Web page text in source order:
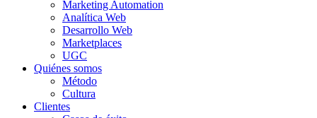
Marketing Automation
Analítica Web
Desarrollo Web
Marketplaces
UGC
Quiénes somos
Método
Cultura
Clientes